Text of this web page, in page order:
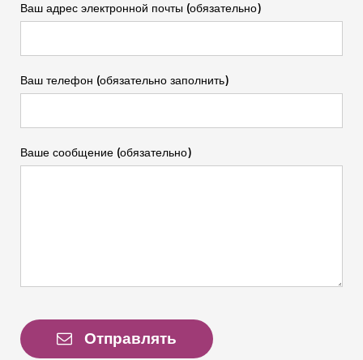
Ваш адрес электронной почты (обязательно)
Ваш телефон (обязательно заполнить)
Ваше сообщение (обязательно)
Отправлять